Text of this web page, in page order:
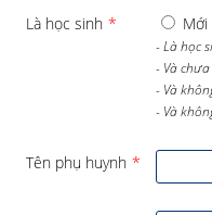
Là học sinh * Mới
- Là học
- Và
- Và
- Và
Tên phụ huynh *